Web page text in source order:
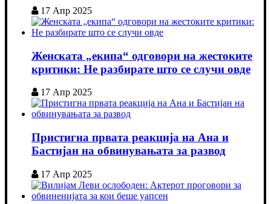
17 Апр 2025
Женската „екипа“ одговори на жестоките
критики: Не разбирате што се случи овде
17 Апр 2025
Пристигна првата реакција на Ана и
Бастијан на обвинувањата за развод
17 Апр 2025